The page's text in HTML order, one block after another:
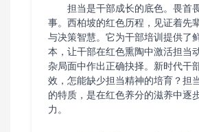
担当是干部成长的底色。畏首
事。西柏坡的红色历程，见证着先
与决策智慧。它为干部培训提供了
本，让干部在红色熏陶中激活担当
杂局面中作出正确抉择。新时代干
效，怎能缺少担当精神的培育？担
的特质，是在红色养分的滋养中逐
力。